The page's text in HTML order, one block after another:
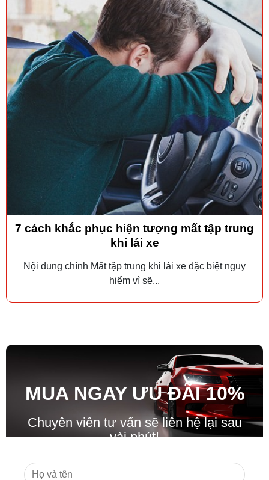
7 cách khắc phục hiện tượng mất tập trung
khi lái xe
Nội dung chính Mất tập trung khi lái xe đặc biệt nguy
hiểm vì sẽ...
MUA NGAY ƯU ĐÃI10%
Chuyên viên tư vấn sẽ liên hệ lại sau
vài phút!